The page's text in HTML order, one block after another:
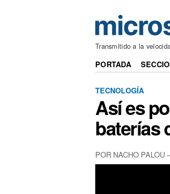
Transmitido a la
PORTADA
TECNOLOGÍA
Así es
baterías
POR NACHO